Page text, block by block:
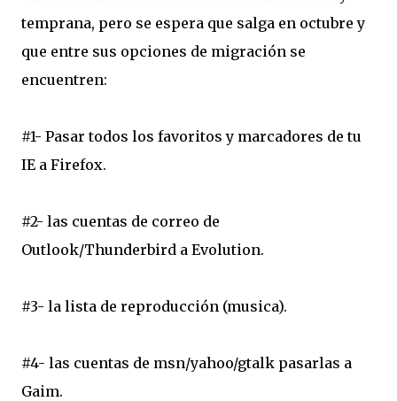
temprana, pero se espera que salga en octubre y
que entre sus opciones de migración se
encuentren:
#1- Pasar todos los favoritos y marcadores de tu
IE a Firefox.
#2- las cuentas de correo de
Outlook/Thunderbird a Evolution.
#3- la lista de reproducción (musica).
#4- las cuentas de msn/yahoo/gtalk pasarlas a
Gaim.